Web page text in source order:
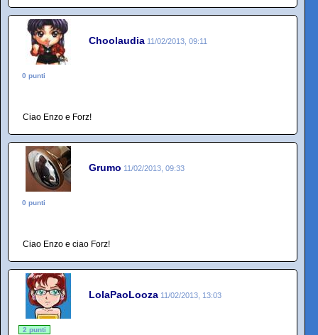
Choolaudia 11/02/2013, 09:11
0 punti
Ciao Enzo e Forz!
Grumo 11/02/2013, 09:33
0 punti
Ciao Enzo e ciao Forz!
LolaPaoLooza 11/02/2013, 13:03
2 punti